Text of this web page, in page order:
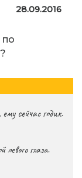
28.09.2016
по
сейчас годик.
глаза.